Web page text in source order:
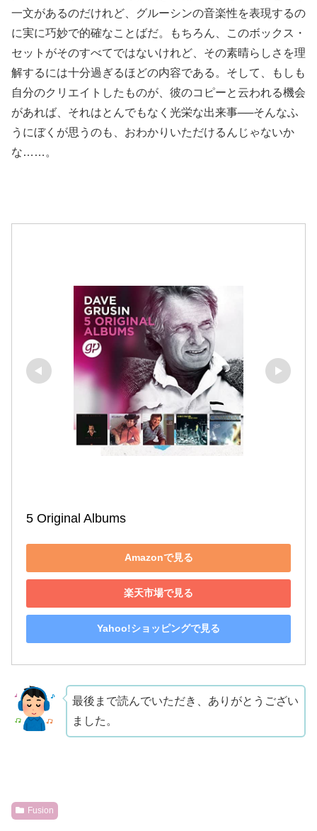
一文があるのだけれど、グルーシンの音楽性を表現するの
に実に巧妙で的確なことばだ。もちろん、このボックス・
セットがそのすべてではないけれど、その素晴らしさを理
解するには十分過ぎるほどの内容である。そして、もしも
自分のクリエイトしたものが、彼のコピーと云われる機会
があれば、それはとんでもなく光栄な出来事──そんなふ
うにぼくが思うのも、おわかりいただけるんじゃないか
な……。
5 Original Albums
Amazonで見る
楽天市場で見る
Yahoo!ショッピングで見る
最後まで読んでいただき、ありがとうござい
ました。
Fusion